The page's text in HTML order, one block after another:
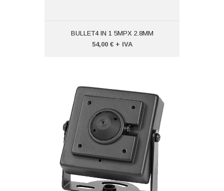
BULLET4 IN 1 5MPX 2.8MM
54,00 € + IVA
MINI 4 IN 3.7MM 1080P
Codice: VTMC232F4IN1
Peso (kg): 2,000
Produttore:
XSECURITY